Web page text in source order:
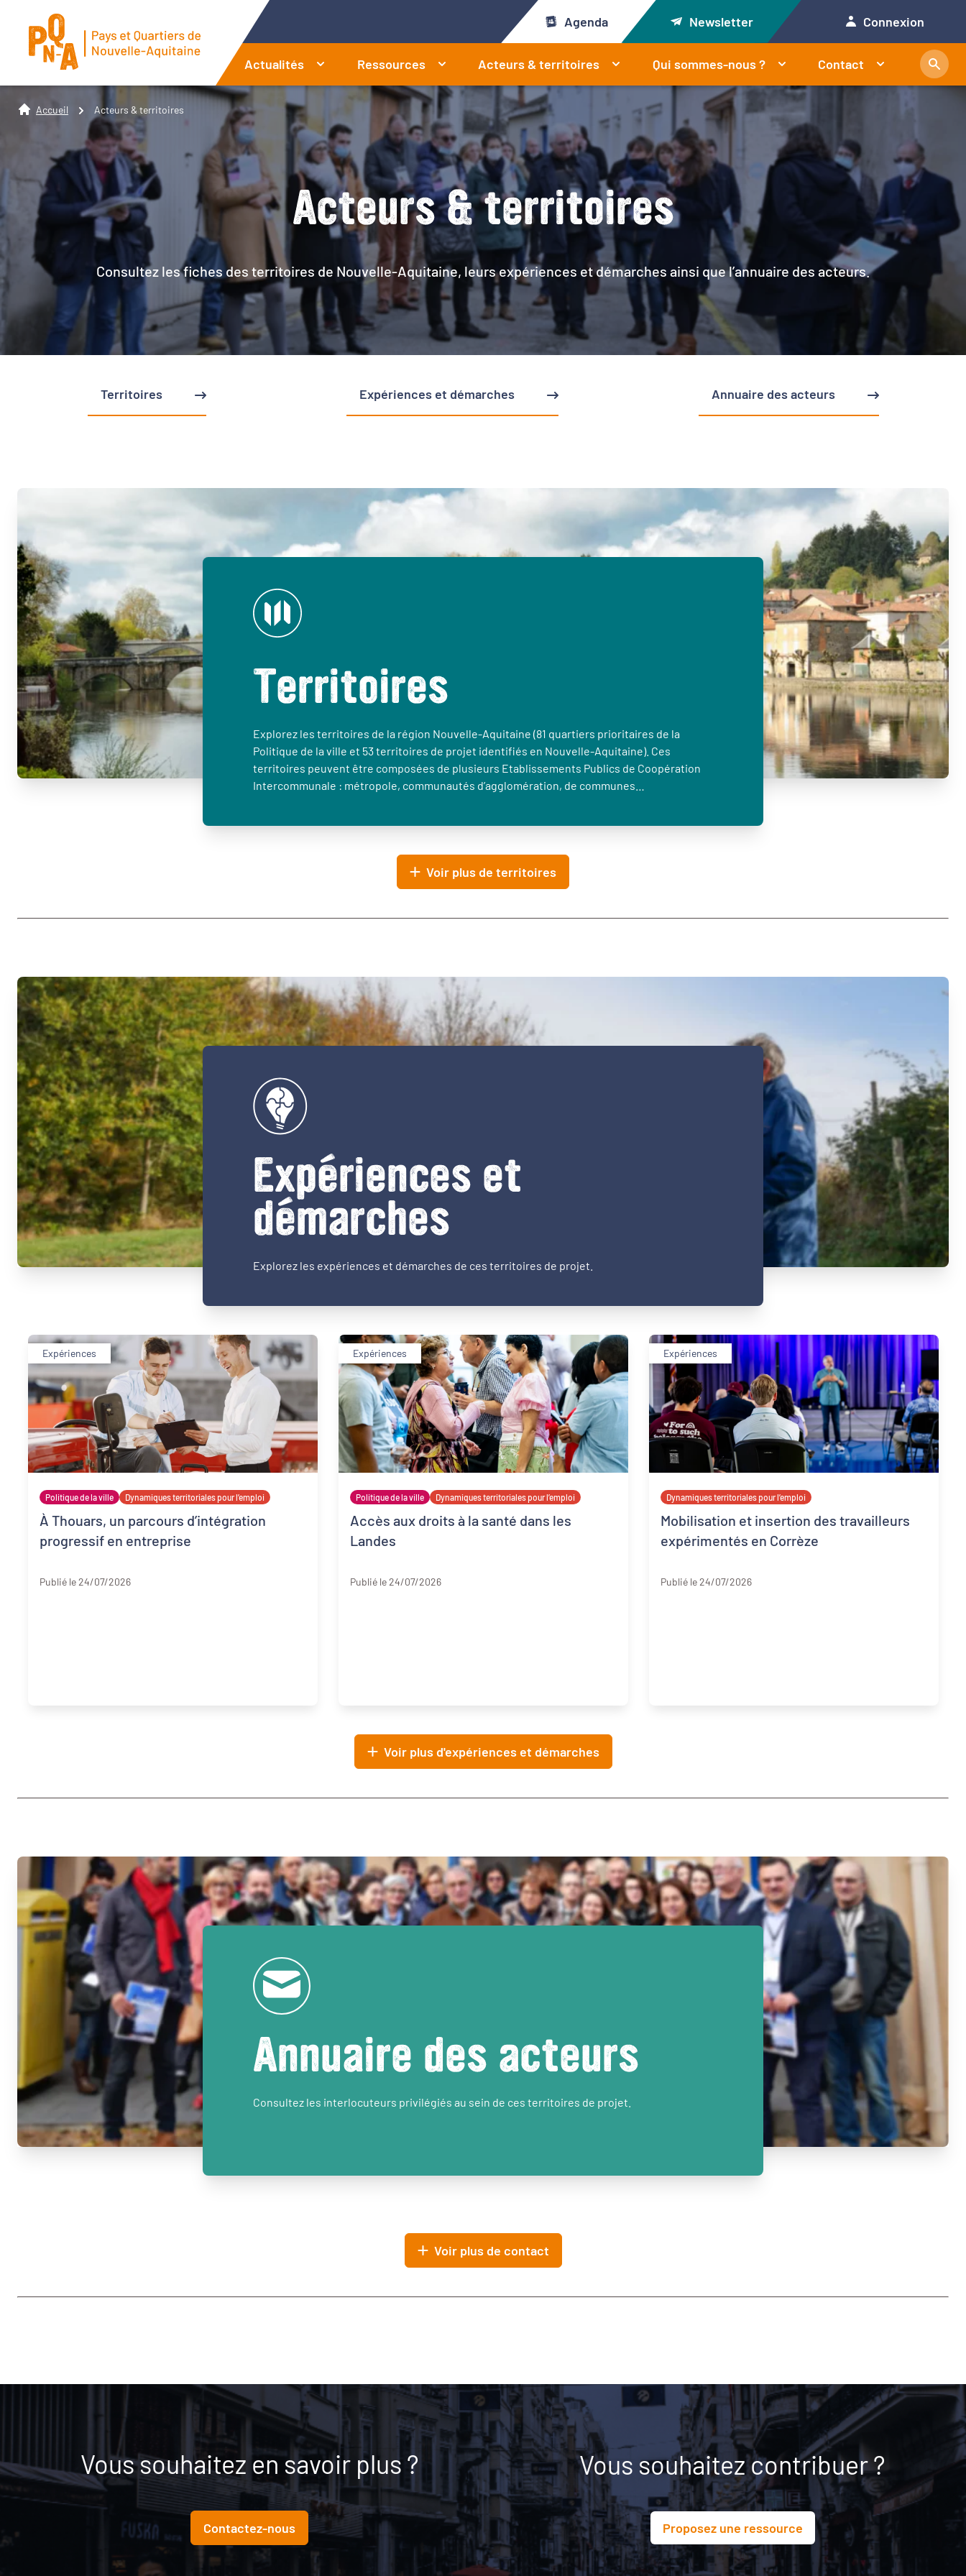
Agenda Newsletter Connexion
Actualités Ressources Acteurs & territoires Qui sommes-nous ? Contact
Accueil Acteurs & territoires
Acteurs & territoires
Consultez les fiches des territoires de Nouvelle-Aquitaine, leurs expériences et démarches ainsi que l’annuaire des acteurs.
Territoires Expériences et démarches Annuaire des acteurs
Territoires
Explorez les territoires de la région Nouvelle-Aquitaine (81 quartiers prioritaires de la
Politique de la ville et 53 territoires de projet identifiés en Nouvelle-Aquitaine). Ces
territoires peuvent être composées de plusieurs Etablissements Publics de Coopération
Intercommunale : métropole, communautés d’agglomération, de communes…
Voir plus de territoires
Expériences et
démarches
Explorez les expériences et démarches de ces territoires de projet.
Expériences
Politique de la ville Dynamiques territoriales pour l’emploi
À Thouars, un parcours d’intégration
progressif en entreprise
Publié le 24/07/2026
Expériences
Politique de la ville Dynamiques territoriales pour l’emploi
Accès aux droits à la santé dans les
Landes
Publié le 24/07/2026
Expériences
Dynamiques territoriales pour l’emploi
Mobilisation et insertion des travailleurs
expérimentés en Corrèze
Publié le 24/07/2026
Voir plus d'expériences et démarches
Annuaire des acteurs
Consultez les interlocuteurs privilégiés au sein de ces territoires de projet.
Voir plus de contact
Vous souhaitez en savoir plus ?
Contactez-nous
Vous souhaitez contribuer ?
Proposez une ressource